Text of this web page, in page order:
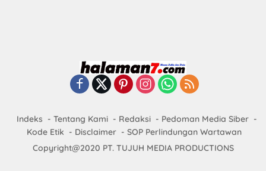
Indeks Tentang Kami Redaksi
Pedoman Media Siber
Kode Etik
Disclaimer
SOP Perlindungan Wartawan
Copyright@2020 PT. TUJUH MEDIA PRODUCTIONS